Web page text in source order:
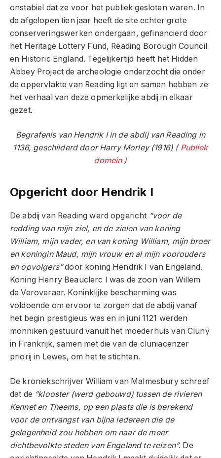
onstabiel dat ze voor het publiek gesloten waren. In
de afgelopen tien jaar heeft de site echter grote
conserveringswerken ondergaan, gefinancierd door
het Heritage Lottery Fund, Reading Borough Council
en Historic England. Tegelijkertijd heeft het Hidden
Abbey Project de archeologie onderzocht die onder
de oppervlakte van Reading ligt en samen hebben ze
het verhaal van deze opmerkelijke abdij in elkaar
gezet.
Begrafenis van Hendrik I in de abdij van Reading in
1136, geschilderd door Harry Morley (1916) ( Publiek
domein )
Opgericht door Hendrik I
De abdij van Reading werd opgericht “voor de
redding van mijn ziel, en de zielen van koning
William, mijn vader, en van koning William, mijn broer
en koningin Maud, mijn vrouw en al mijn voorouders
en opvolgers”door koning Hendrik I van Engeland.
Koning Henry Beauclerc I was de zoon van Willem
de Veroveraar. Koninklijke bescherming was
voldoende om ervoor te zorgen dat de abdij vanaf
het begin prestigieus was en in juni 1121 werden
monniken gestuurd vanuit het moederhuis van Cluny
in Frankrijk, samen met die van de cluniacenzer
priorij in Lewes, om het te stichten.
De kroniekschrijver William van Malmesbury schreef
dat de “klooster (werd gebouwd) tussen de rivieren
Kennet en Theems, op een plaats die is berekend
voor de ontvangst van bijna iedereen die de
gelegenheid zou hebben om naar de meer
dichtbevolkte steden van Engeland te reizen”. De